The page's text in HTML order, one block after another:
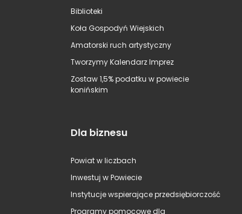
Biblioteki
Koła Gospodyń Wiejskich
Amatorski ruch artystyczny
Tworzymy Kalendarz Imprez
Zostaw 1,5% podatku w powiecie
konińskim
Dla biznesu
Powiat w liczbach
Inwestuj w Powiecie
Instytucje wspierające przedsiębiorczość
Programy pomocowe dla